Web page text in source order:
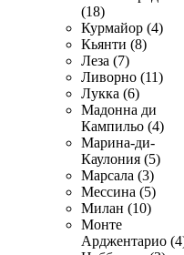
(18)
Курмайор (4)
Кьянти (8)
Леза (7)
Ливорно (11)
Лукка (6)
Мадонна ди
Кампильо (4)
Марина-ди-
Каулония (5)
Марсала (3)
Мессина (5)
Милан (10)
Монте
Арджентарио